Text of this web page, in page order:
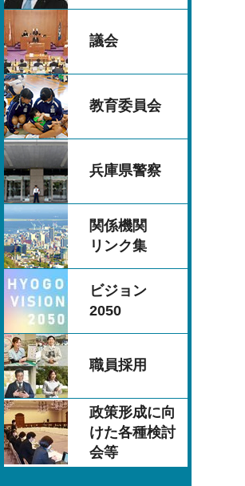
議会
教育委員会
兵庫県警察
関係機関
リンク集
ビジョン
2050
職員採用
政策形成に向
けた各種検討
会等